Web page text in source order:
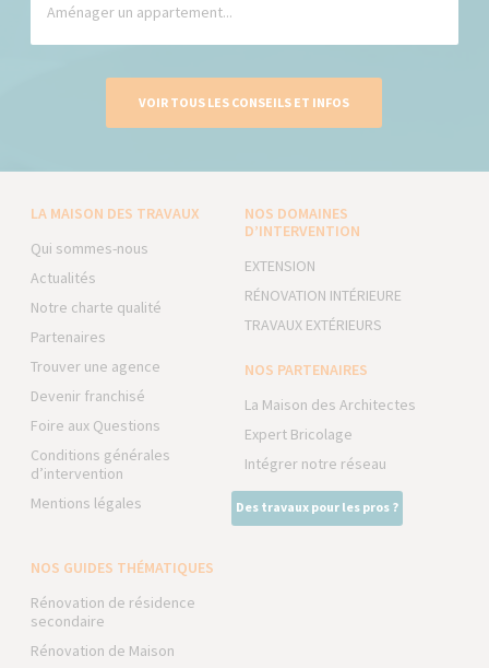
Aménager un appartement...
VOIR TOUS LES CONSEILS ET INFOS
LA MAISON DES TRAVAUX
Qui sommes-nous
Actualités
Notre charte qualité
Partenaires
Trouver une agence
Devenir franchisé
Foire aux Questions
Conditions générales
d’intervention
Mentions légales
NOS DOMAINES
D’INTERVENTION
EXTENSION
RÉNOVATION INTÉRIEURE
TRAVAUX EXTÉRIEURS
NOS PARTENAIRES
La Maison des Architectes
Expert Bricolage
Intégrer notre réseau
Des travaux pour les pros ?
NOS GUIDES THÉMATIQUES
Rénovation de résidence
secondaire
Rénovation de Maison